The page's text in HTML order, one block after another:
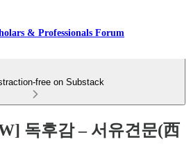
& Professionals Forum
free on Substack
독후감 – 서유견문(西